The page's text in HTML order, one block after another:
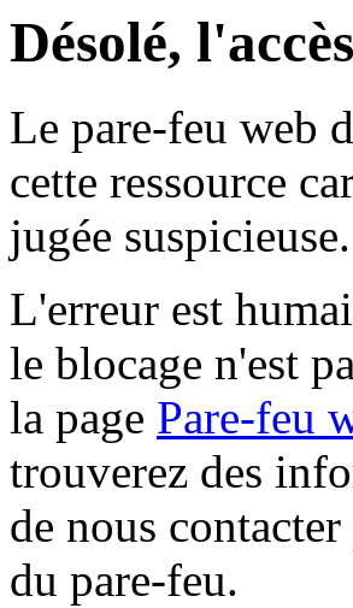
Désolé,
Le pare-feu web
cette ressource
jugée suspicieuse.
L'erreur est
le blocage n'est
la page Pare-feu
trouverez des
de nous
du pare-feu.